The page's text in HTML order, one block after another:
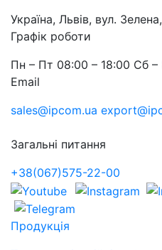
Україна, Львів, вул.
Графік роботи
Пн – Пт 08:00 – 18:00 Сб –
Email
sales@ipcom.ua
Загальні питання
+38(067)575-22-00
Продукція